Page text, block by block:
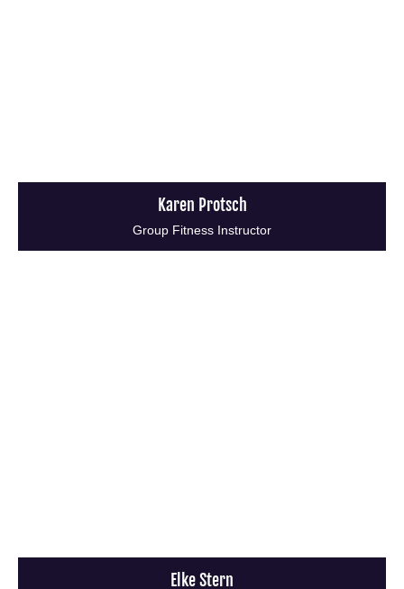
Karen Protsch
Group Fitness Instructor
Elke Stern